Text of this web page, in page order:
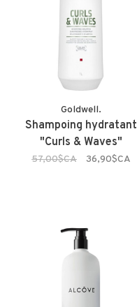
Goldwell.
Shampoing hydratant
"Curls & Waves"
57,00$CA 36,90$CA